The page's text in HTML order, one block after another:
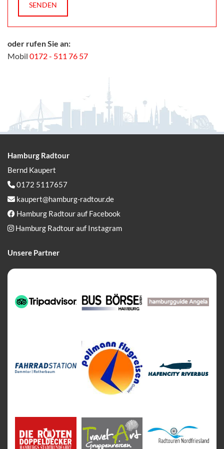
oder rufen Sie an:
Mobil 0172 - 511 76 57
Hamburg Radtour
Bernd Kaupert
 0172 5117657
 kaupert@hamburg-radtour.de
 Hamburg Radtour auf Facebook
 Hamburg Radtour auf Instagram
Unsere Partner